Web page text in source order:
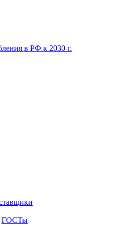
в РФ к 2030 г.
ГОСТы